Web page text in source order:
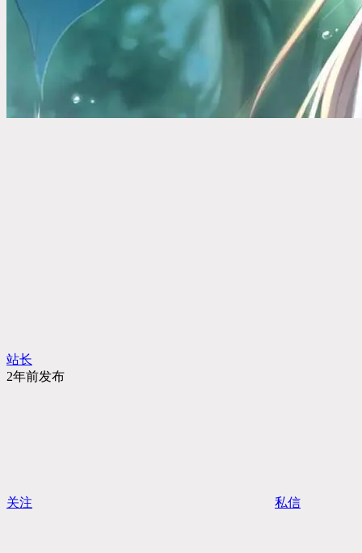
站长
2年前发布
关注 私信